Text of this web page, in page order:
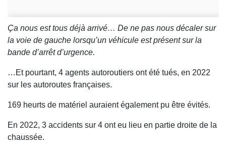
Ça nous est tous déjà arrivé… De ne pas nous décaler sur
la voie de gauche lorsqu’un véhicule est présent sur la
bande d’arrêt d’urgence.
…Et pourtant, 4 agents autoroutiers ont été tués, en 2022
sur les autoroutes françaises.
169 heurts de matériel auraient également pu être évités.
En 2022, 3 accidents sur 4 ont eu lieu en partie droite de la
chaussée.